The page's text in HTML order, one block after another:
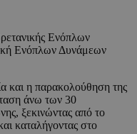
Ενόπλων
Ενόπλων Δυνάμεων
και η παρακολούθηση της
άνω των 30
ξεκινώντας από το
καταλήγοντας στο